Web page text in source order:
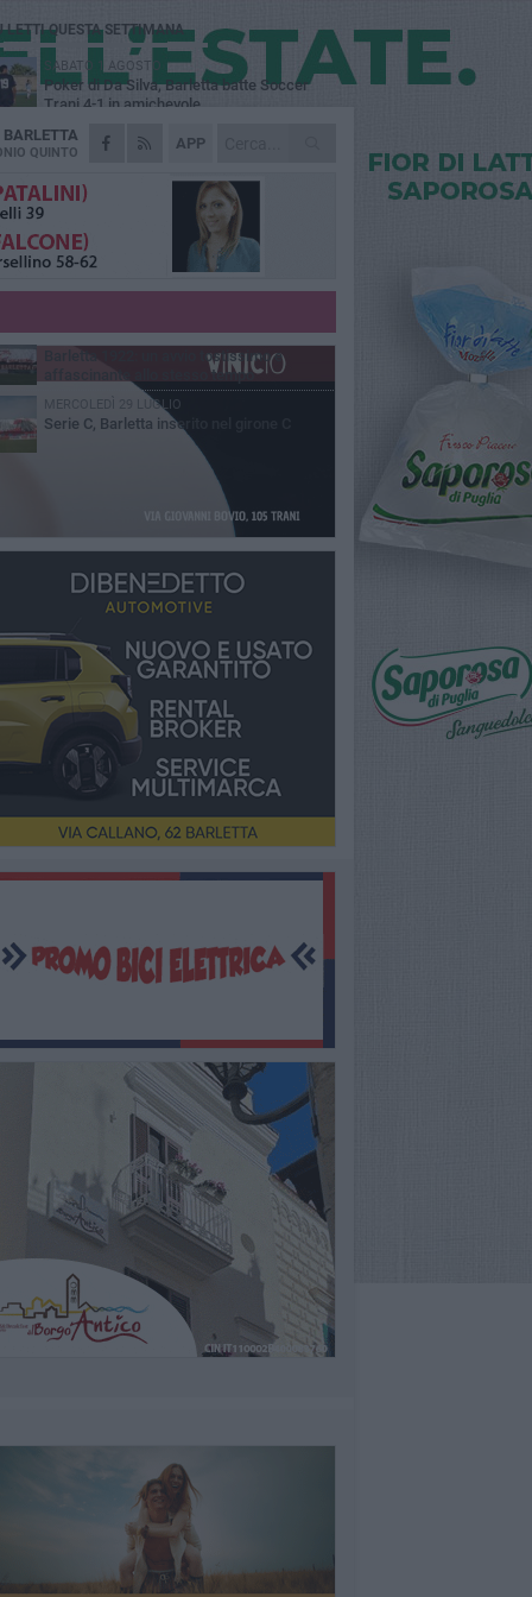
APP
BARLETTA
QUINTO
LETTI QUESTA SETTIMANA
SABATO 1 AGOSTO
Poker di Da Silva, Barletta batte Soccer
Trani 4-1 in amichevole
VENERDÌ 31 LUGLIO
Serie C Sky Wifi: fissate date e orari delle
VENERDÌ 31 LUGLIO
Il calcio italiano piange l'immenso Franco
Baresi
GIOVEDÌ 6 AGOSTO
Addio a mister Marchioro. L'uomo del
VENERDÌ 31 LUGLIO
Barletta 1922: un avvio tostissimo e
affascinante allo stesso tempo
MERCOLEDÌ 29 LUGLIO
Serie C, Barletta inserito nel girone C